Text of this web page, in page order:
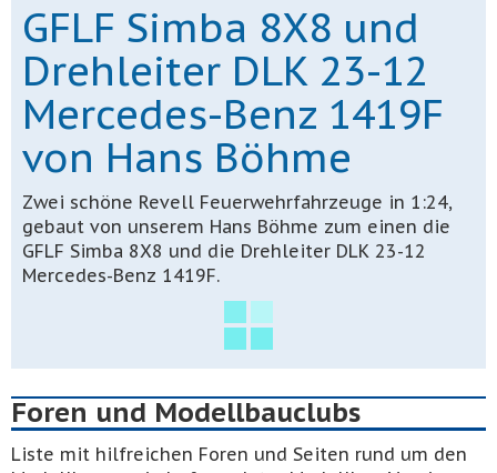
GFLF Simba 8X8 und
Drehleiter DLK 23-12
Mercedes-Benz 1419F
von Hans Böhme
Zwei schöne Revell Feuerwehrfahrzeuge in 1:24,
gebaut von unserem Hans Böhme zum einen die
GFLF Simba 8X8 und die Drehleiter DLK 23-12
Mercedes-Benz 1419F.
Foren und Modellbauclubs
Liste mit hilfreichen Foren und Seiten rund um den